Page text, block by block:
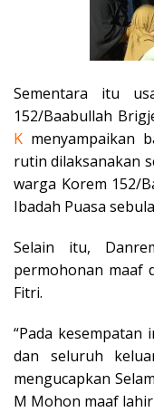
Sementara itu
152/Baabullah
K menyampaikan
rutin dilaksanakan
warga Korem 152/
Ibadah Puasa
Selain itu,
permohonan maaf
Fitri.
“Pada kesempatan
dan seluruh
mengucapkan
M Mohon maaf